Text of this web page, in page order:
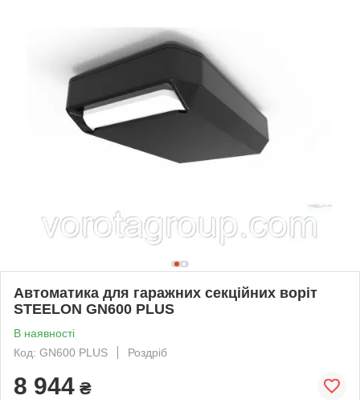
Автоматика для гаражних секційних воріт
STEELON GN600 PLUS
В наявності
Код: GN600 PLUS
Роздріб
8 944 ₴